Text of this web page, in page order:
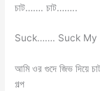
চাট……. চাট……..
Suck……. Suck
আমি ওর গুদে জিভ দিয়ে
গল্প